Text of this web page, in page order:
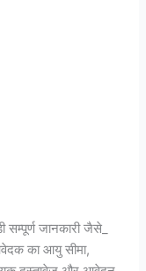
जानकारी जैसे_
का आयु सीमा,